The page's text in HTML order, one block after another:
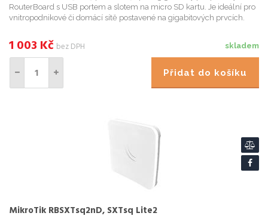
RouterBoard s USB portem a slotem na micro SD kartu. Je ideální pro
vnitropodnikové či domácí sítě postavené na gigabitových prvcích.
skladem
1 003 Kč bez DPH
Přidat do košíku
MikroTik RBSXTsq2nD, SXTsq Lite2